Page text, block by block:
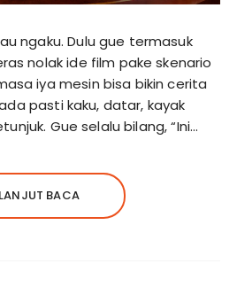
ngaku. Dulu gue termasuk
nolak ide film pake skenario
iya mesin bisa bikin cerita
pasti kaku, datar, kayak
Gue selalu bilang, “Ini…
LANJUT BACA